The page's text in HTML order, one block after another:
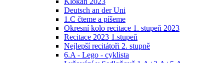
Deutsch an der Uni
1.C čteme a píšeme
Okresní kolo recitace 1. stupeň 2023
Recitace 2023 1.stupeň
Nejlepší recitátoři 2. stupně
6.A - Lego - cyklista